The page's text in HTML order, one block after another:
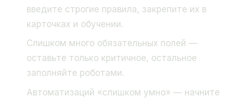
введите строгие правила, закрепите их в
карточках и обучении.
Слишком много обязательных полей —
оставьте только критичное, остальное
заполняйте роботами.
Автоматизаций «слишком умно» — начните